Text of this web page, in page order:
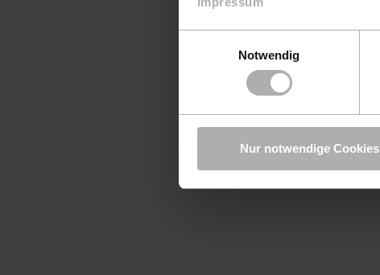
Notwendig
Nur notwendige Cookies